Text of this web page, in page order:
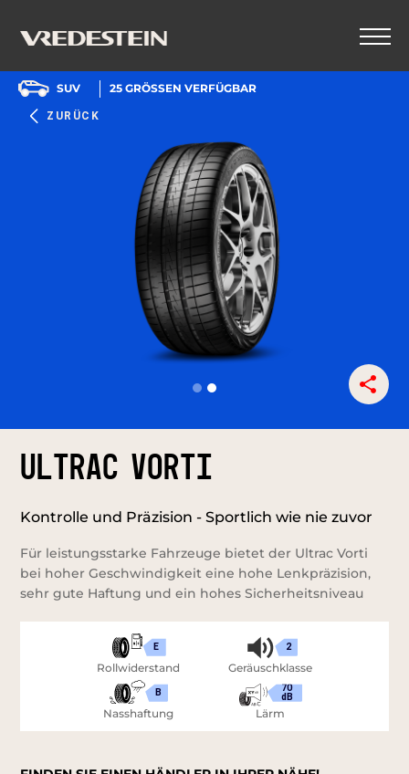
ZURÜCK
SUV 25 GRÖSSEN VERFÜGBAR
ULTRAC VORTI
Kontrolle und Präzision - Sportlich wie nie zuvor
Für leistungsstarke Fahrzeuge bietet der Ultrac Vorti
bei hoher Geschwindigkeit eine hohe Lenkpräzision,
sehr gute Haftung und ein hohes Sicherheitsniveau
E
Rollwiderstand
B
Nasshaftung
2
Geräuschklasse
70
dB
Lärm